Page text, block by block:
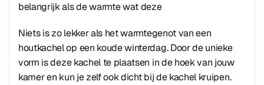
belangrijk als de warmte wat deze
Niets is zo lekker als het warmtegenot van een
houtkachel op een koude winterdag. Door de unieke
vorm is deze kachel te plaatsen in de hoek van jouw
kamer en kun je zelf ook dicht bij de kachel kruipen.